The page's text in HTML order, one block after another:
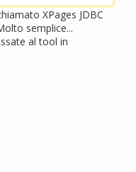
XPages JDBC
semplice...
al tool in